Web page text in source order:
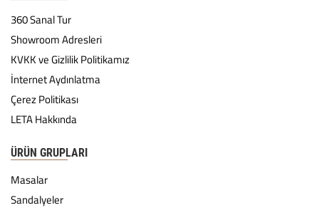
360 Sanal Tur
Showroom Adresleri
KVKK ve Gizlilik Politikamız
İnternet Aydınlatma
Çerez Politikası
LETA Hakkında
ÜRÜN GRUPLARI
Masalar
Sandalyeler